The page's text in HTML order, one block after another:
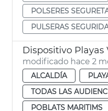
POLSERES
PULSERAS
Dispositivo Playas
modificado hace 2
ALCALDÍA
TODAS LAS
POBLATS MARITIMS